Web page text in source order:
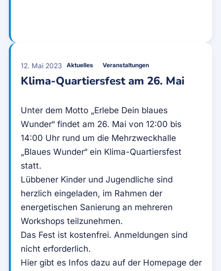
12. Mai 2023 Aktuelles Veranstaltungen
Klima-Quartiersfest am 26. Mai
Unter dem Motto „Erlebe Dein blaues
Wunder“ findet am 26. Mai von 12:00 bis
14:00 Uhr rund um die Mehrzweckhalle
„Blaues Wunder“ ein Klima-Quartiersfest
statt.
Lübbener Kinder und Jugendliche sind
herzlich eingeladen, im Rahmen der
energetischen Sanierung an mehreren
Workshops teilzunehmen.
Das Fest ist kostenfrei. Anmeldungen sind
nicht erforderlich.
Hier gibt es Infos dazu auf der Homepage der